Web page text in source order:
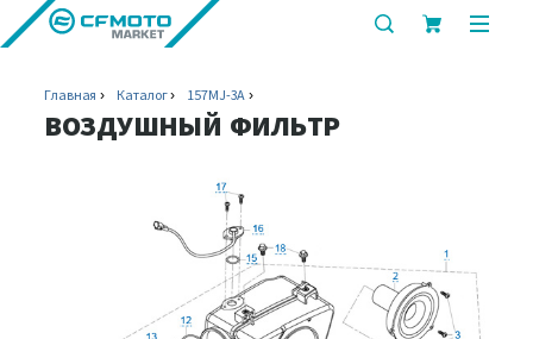
показать
Главная Каталог 157MJ-3A
ВОЗДУШНЫЙ ФИЛЬТР